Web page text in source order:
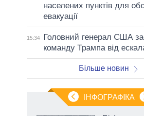
населених пунктів для
евакуації
15:34
Головний генерал США
команду Трампа від
Більше новин
ІНФОГРАФІКА